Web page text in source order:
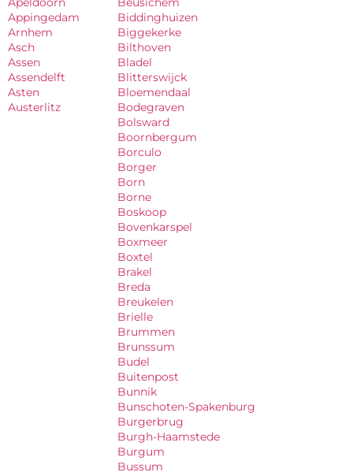
Appingedam
Arnhem
Asch
Assen
Assendelft
Asten
Austerlitz
Biddinghuizen
Biggekerke
Bilthoven
Bladel
Blitterswijck
Bloemendaal
Bodegraven
Bolsward
Boornbergum
Borculo
Borger
Born
Borne
Boskoop
Bovenkarspel
Boxmeer
Boxtel
Brakel
Breda
Breukelen
Brielle
Brummen
Brunssum
Budel
Buitenpost
Bunnik
Bunschoten-Spakenburg
Burgerbrug
Burgh-Haamstede
Burgum
Bussum